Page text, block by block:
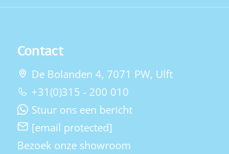
Contact
De Bolanden 4, 7071 PW, Ulft
+31(0)315 - 200 010
Stuur ons een bericht
[email protected]
Bezoek onze showroom